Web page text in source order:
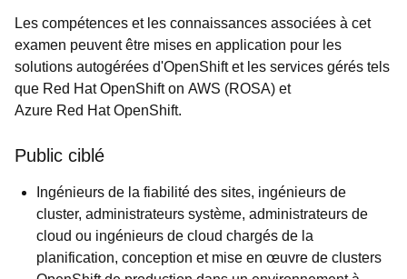
Les compétences et les connaissances associées à cet
examen peuvent être mises en application pour les
solutions autogérées d'OpenShift et les services gérés tels
que Red Hat OpenShift on AWS (ROSA) et
Azure Red Hat OpenShift.
Public ciblé
Ingénieurs de la fiabilité des sites, ingénieurs de
cluster, administrateurs système, administrateurs de
cloud ou ingénieurs de cloud chargés de la
planification, conception et mise en œuvre de clusters